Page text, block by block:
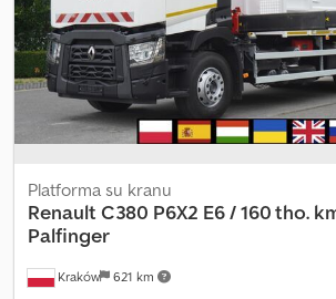
Kraków 621 km
Platforma su kranu
Renault C380 P6X2 E6 / 160 tho.
Palfinger